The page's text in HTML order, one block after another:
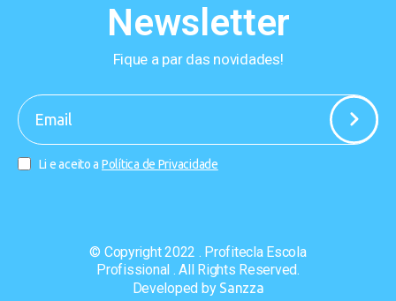
Newsletter
Fique a par das novidades!
Li e aceito a Política de Privacidade
-
© Copyright 2022 . Profitecla Escola
Profissional . All Rights Reserved.
Developed by Sanzza